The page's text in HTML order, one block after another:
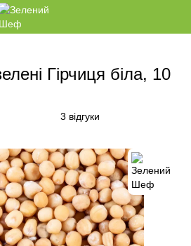
Гірчиця біла, 10
3 відгуки